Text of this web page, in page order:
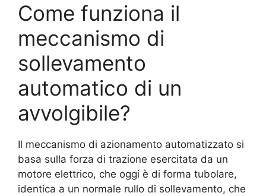
Come funziona il
meccanismo di
sollevamento
automatico di un
avvolgibile?
Il meccanismo di azionamento automatizzato si
basa sulla forza di trazione esercitata da un
motore elettrico, che oggi è di forma tubolare,
identica a un normale rullo di sollevamento, che